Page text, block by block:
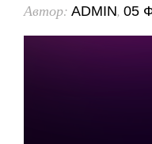
Автор: ADMIN, 05